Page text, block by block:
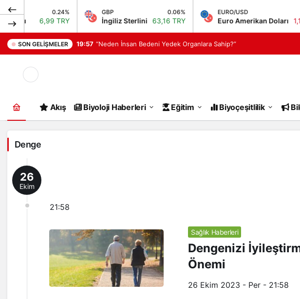
0.24%
6,99 TRY
GBP 0.06%
İngiliz Sterlini 63,16 TRY
EURO/USD -
Euro Amerikan Doları 1,14
SON GELIŞMELER 19:57 “Neden İnsan Bedeni Yedek Organlara Sahip?”
Mod
Akış Biyoloji Haberleri Eğitim Biyoçeşitlilik
Denge
26
Ekim
21:58
Sağlık Haberleri
Dengenizi
Önemi
26 Ekim 2023 - Per - 21:58